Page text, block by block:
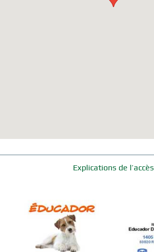
Explications de l’accès